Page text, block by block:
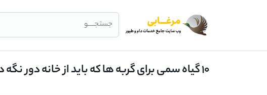
جستجــــو
10 گیاه سمی برای گربه ‌ها که باید از خانه دور نگه دارید!!